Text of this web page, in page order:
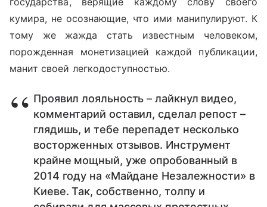
кумира, не осознающие, что ими манипулируют. К
тому же жажда стать известным человеком,
порожденная монетизацией каждой публикации,
манит своей легкодоступностью.
Проявил лояльность – лайкнул видео,
комментарий оставил, сделал репост –
глядишь, и тебе перепадет несколько
восторженных отзывов. Инструмент
крайне мощный, уже опробованный в
2014 году на «Майдане Незалежности» в
Киеве. Так, собственно, толпу и